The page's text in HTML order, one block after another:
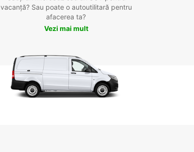
vacanță? Sau poate o autoutilitară pentru
afacerea ta?
Vezi mai mult